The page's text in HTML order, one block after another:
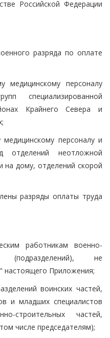
Российской Федерации
разряда по оплате
медицинскому персоналу
специализированной
Крайнего Севера и
персоналу и
отделений неотложной
дому, отделений скорой
разряды оплаты труда
работникам военно-
(подразделений), не
настоящего Приложения;
воинских частей,
и младших специалистов
строительных частей,
числе председателям);